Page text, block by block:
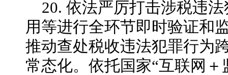
20. 依法严厉打击涉税违
用等进行全环节即时验证和
推动查处税收违法犯罪行为
常态化。依托国家“互联网